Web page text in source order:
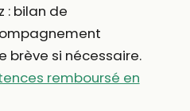
: bilan de
brève si nécessaire.
remboursé en